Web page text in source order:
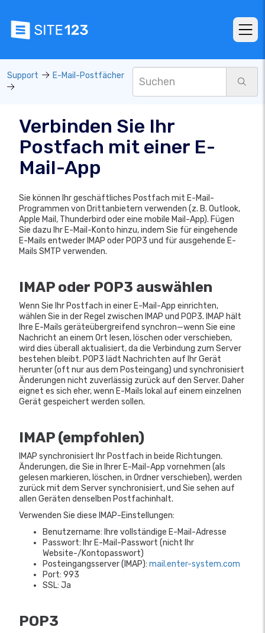
Support E-Mail-Postfächer
Verbinden Sie Ihr
Postfach mit einer E-
Mail-App
Sie können Ihr geschäftliches Postfach mit E-Mail-
Programmen von Drittanbietern verwenden (z. B. Outlook,
Apple Mail, Thunderbird oder eine mobile Mail-App). Fügen
Sie dazu Ihr E-Mail-Konto hinzu, indem Sie für eingehende
E-Mails entweder IMAP oder POP3 und für ausgehende E-
Mails SMTP verwenden.
IMAP oder POP3 auswählen
Wenn Sie Ihr Postfach in einer E-Mail-App einrichten,
wählen Sie in der Regel zwischen IMAP und POP3. IMAP hält
Ihre E-Mails geräteübergreifend synchron—wenn Sie eine
Nachricht an einem Ort lesen, löschen oder verschieben,
wird dies überall aktualisiert, da die Verbindung zum Server
bestehen bleibt. POP3 lädt Nachrichten auf Ihr Gerät
herunter (oft nur aus dem Posteingang) und synchronisiert
Änderungen nicht zuverlässig zurück auf den Server. Daher
eignet es sich eher, wenn E-Mails lokal auf einem einzelnen
Gerät gespeichert werden sollen.
IMAP (empfohlen)
IMAP synchronisiert Ihr Postfach in beide Richtungen.
Änderungen, die Sie in Ihrer E-Mail-App vornehmen (als
gelesen markieren, löschen, in Ordner verschieben), werden
zurück mit dem Server synchronisiert, und Sie sehen auf
allen Geräten denselben Postfachinhalt.
Verwenden Sie diese IMAP-Einstellungen:
Benutzername: Ihre vollständige E-Mail-Adresse
Passwort: Ihr E-Mail-Passwort (nicht Ihr
Website-/Kontopasswort)
Posteingangsserver (IMAP): mail.enter-system.com
Port: 993
SSL: Ja
POP3